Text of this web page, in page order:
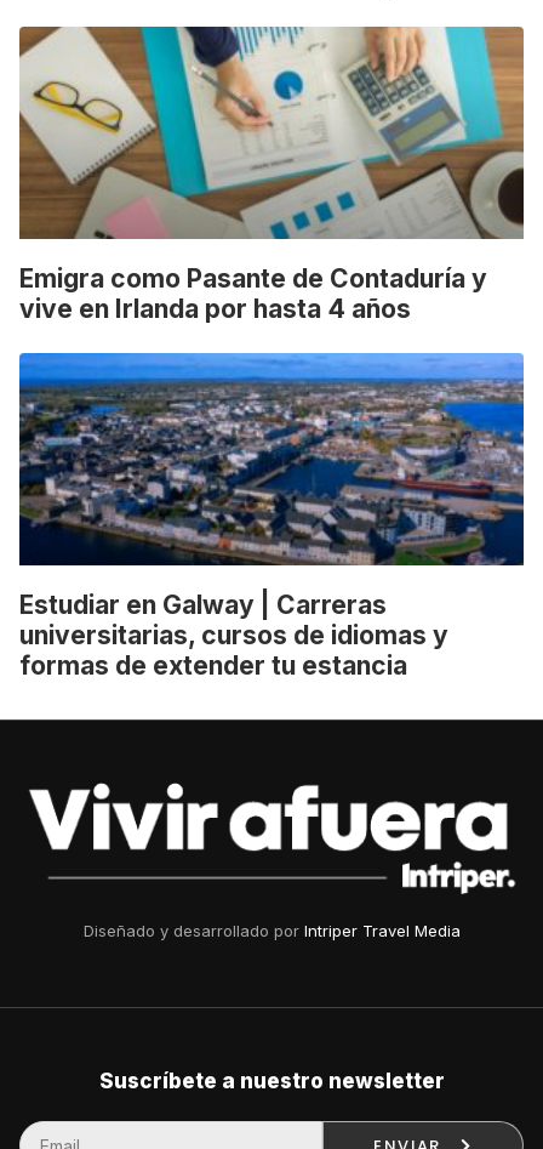
Emigra como Pasante de Contaduría y
vive en Irlanda por hasta 4 años
Estudiar en Galway | Carreras
universitarias, cursos de idiomas y
formas de extender tu estancia
Diseñado y desarrollado por Intriper Travel Media
Suscríbete a nuestro newsletter